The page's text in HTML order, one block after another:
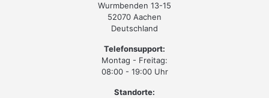
Wurmbenden 13-15
52070 Aachen
Deutschland
Telefonsupport:
Montag - Freitag:
08:00 - 19:00 Uhr
Standorte: